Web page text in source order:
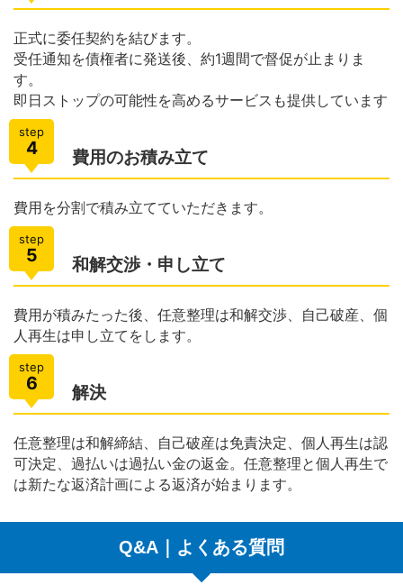
正式に委任契約を結びます。
受任通知を債権者に発送後、約1週間で督促が止まりま
す。
即日ストップの可能性を高めるサービスも提供しています
step
4 費用のお積み立て
費用を分割で積み立てていただきます。
step
5 和解交渉・申し立て
費用が積みたった後、任意整理は和解交渉、自己破産、個
人再生は申し立てをします。
step
6 解決
任意整理は和解締結、自己破産は免責決定、個人再生は認
可決定、過払いは過払い金の返金。任意整理と個人再生で
は新たな返済計画による返済が始まります。
Q&A｜よくある質問